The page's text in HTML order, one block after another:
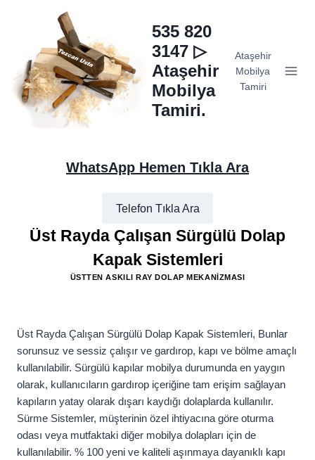
535 820
3147 ▷
Ataşehir
Mobilya
Tamiri.
Ataşehir
Mobilya
Tamiri
WhatsApp Hemen Tıkla Ara
Telefon Tıkla Ara
Üst Rayda Çalışan Sürgülü Dolap
Kapak Sistemleri
ÜSTTEN ASKILI RAY DOLAP MEKANIZMASI
Üst Rayda Çalışan Sürgülü Dolap Kapak Sistemleri, Bunlar
sorunsuz ve sessiz çalışır ve gardırop, kapı ve bölme amaçlı
kullanılabilir. Sürgülü kapılar mobilya durumunda en yaygın
olarak, kullanıcıların gardırop içeriğine tam erişim sağlayan
kapıların yatay olarak dışarı kaydığı dolaplarda kullanılır.
Sürme Sistemler, müşterinin özel ihtiyacına göre oturma
odası veya mutfaktaki diğer mobilya dolapları için de
kullanılabilir. % 100 yeni ve kaliteli aşınmaya dayanıklı kapı